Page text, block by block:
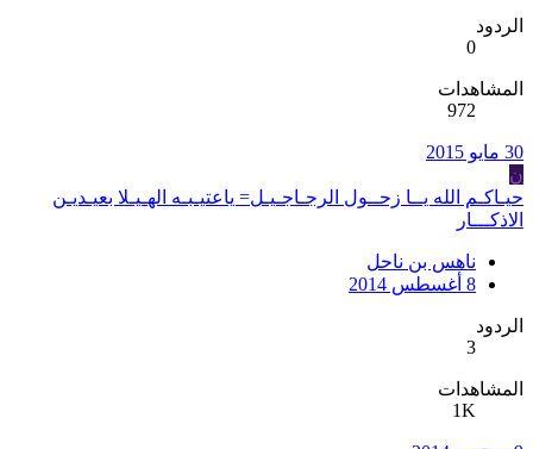
الردود
0
المشاهدات
972
30 مايو 2015
ن
حيـاكـم الله يــا زحــول الرجـاجـيـل= ياعتيـبـه الهـيـلا بعيـديـن
الاذكـــار
ناهس بن ناحل
8 أغسطس 2014
الردود
3
المشاهدات
1K